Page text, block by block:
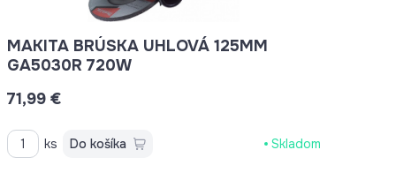
MAKITA BRÚSKA UHLOVÁ 125MM
GA5030R 720W
71,99 €
ks Do košíka Skladom